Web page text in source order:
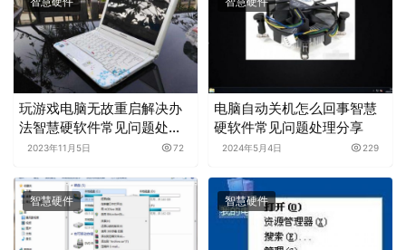
玩游戏电脑无故重启解决办
法智慧硬软件常见问题处理
分享
2023年11月5日 72
电脑自动关机怎么回事智慧
硬软件常见问题处理分享
2024年5月4日 229
智慧硬件 智慧硬件